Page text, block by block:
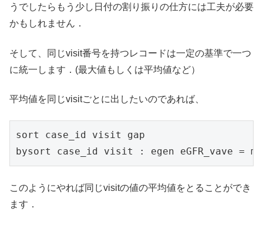
うでしたらもう少し日付の割り振りの仕方には工夫が必要
かもしれません．
そして、同じvisit番号を持つレコードは一定の基準で一つ
に統一します．(最大値もしくは平均値など）
平均値を同じvisitごとに出したいのであれば、
sort case_id visit gap
bysort case_id visit : egen eGFR_vave =
このようにやれば同じvisitの値の平均値をとることができ
ます．